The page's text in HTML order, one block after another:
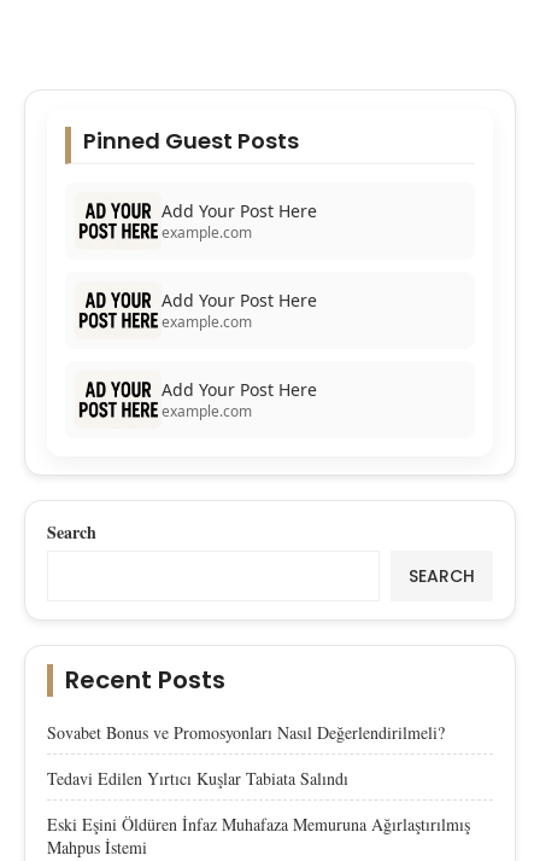
Pinned Guest Posts
Add Your Post Here
example.com
Add Your Post Here
example.com
Add Your Post Here
example.com
Search
SEARCH
Recent Posts
Sovabet Bonus ve Promosyonları Nasıl Değerlendirilmeli?
Tedavi Edilen Yırtıcı Kuşlar Tabiata Salındı
Eski Eşini Öldüren İnfaz Muhafaza Memuruna Ağırlaştırılmış
Mahpus İstemi